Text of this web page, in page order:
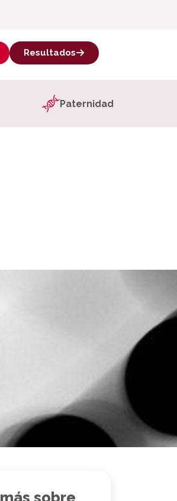
Resultados
Paternidad